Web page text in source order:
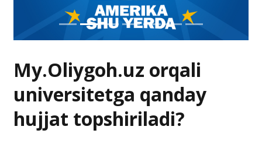
My.Oliygoh.uz orqali
universitetga qanday
hujjat topshiriladi?